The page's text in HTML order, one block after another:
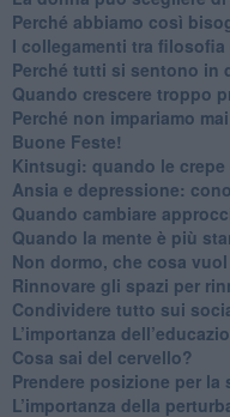
​Perché abbiamo così
​I collegamenti tra
​Perché tutti si sentono in
​Quando crescere troppo
​Perché non impariamo
​Buone Feste!
​Kintsugi: quando le
Ansia e depressione:
Quando cambiare
​Quando la mente è più
Non dormo, che cosa
​Rinnovare gli spazi per
​Condividere tutto sui
​L’importanza
​Cosa sai del cervello?
Prendere posizione per la
L’importanza della